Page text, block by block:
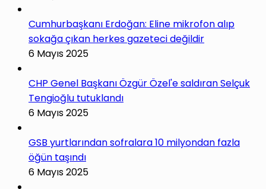
Cumhurbaşkanı Erdoğan: Eline mikrofon alıp
sokağa çıkan herkes gazeteci değildir
6 Mayıs 2025
CHP Genel Başkanı Özgür Özel'e saldıran Selçuk
Tengioğlu tutuklandı
6 Mayıs 2025
GSB yurtlarından sofralara 10 milyondan fazla
öğün taşındı
6 Mayıs 2025